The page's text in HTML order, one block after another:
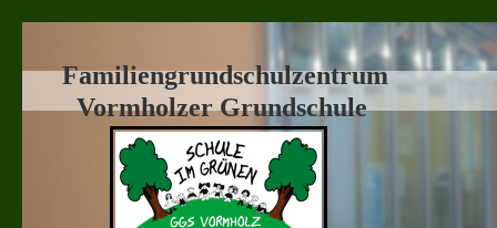
Familiengrundschulzentrum
Vormholzer Grundschule